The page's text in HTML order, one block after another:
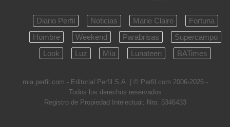
Diario Perfil Noticias Marie Claire
Fortuna
Hombre
Weekend Parabrisas
Supercampo
Look
Luz Mía Lunateen BATimes
mia.perfil.com - Editorial Perfil S.A. | © Perfil.com 2006-2026 -
Todos los derechos reservados
Registro de Propiedad Intelectual: Nro. 5346433